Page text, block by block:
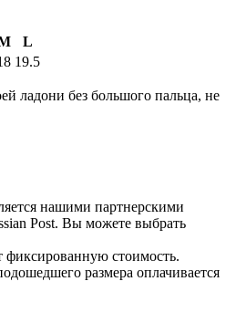
L
19.5
ладони без большого пальца, не
нашими партнерскими
Post. Вы можете выбрать
фиксированную стоимость.
размера оплачивается